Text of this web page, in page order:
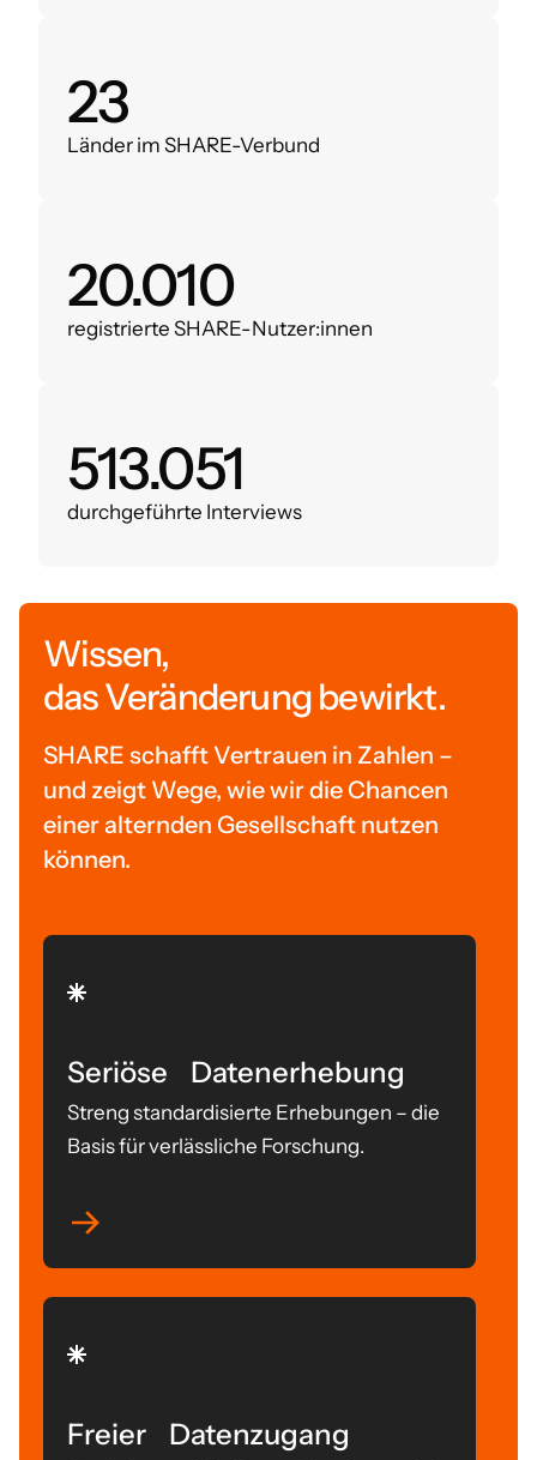
28
Länder im SHARE-Verbund
24.000
registrierte SHARE-Nutzer:innen
620.000
durchgeführte Interviews
Wissen,
das Veränderung bewirkt.
SHARE schafft Vertrauen in Zahlen –
und zeigt Wege, wie wir die Chancen
einer alternden Gesellschaft nutzen
können.
Seriöse Datenerhebung
Streng standardisierte Erhebungen – die
Basis für verlässliche Forschung.
Freier Datenzugang